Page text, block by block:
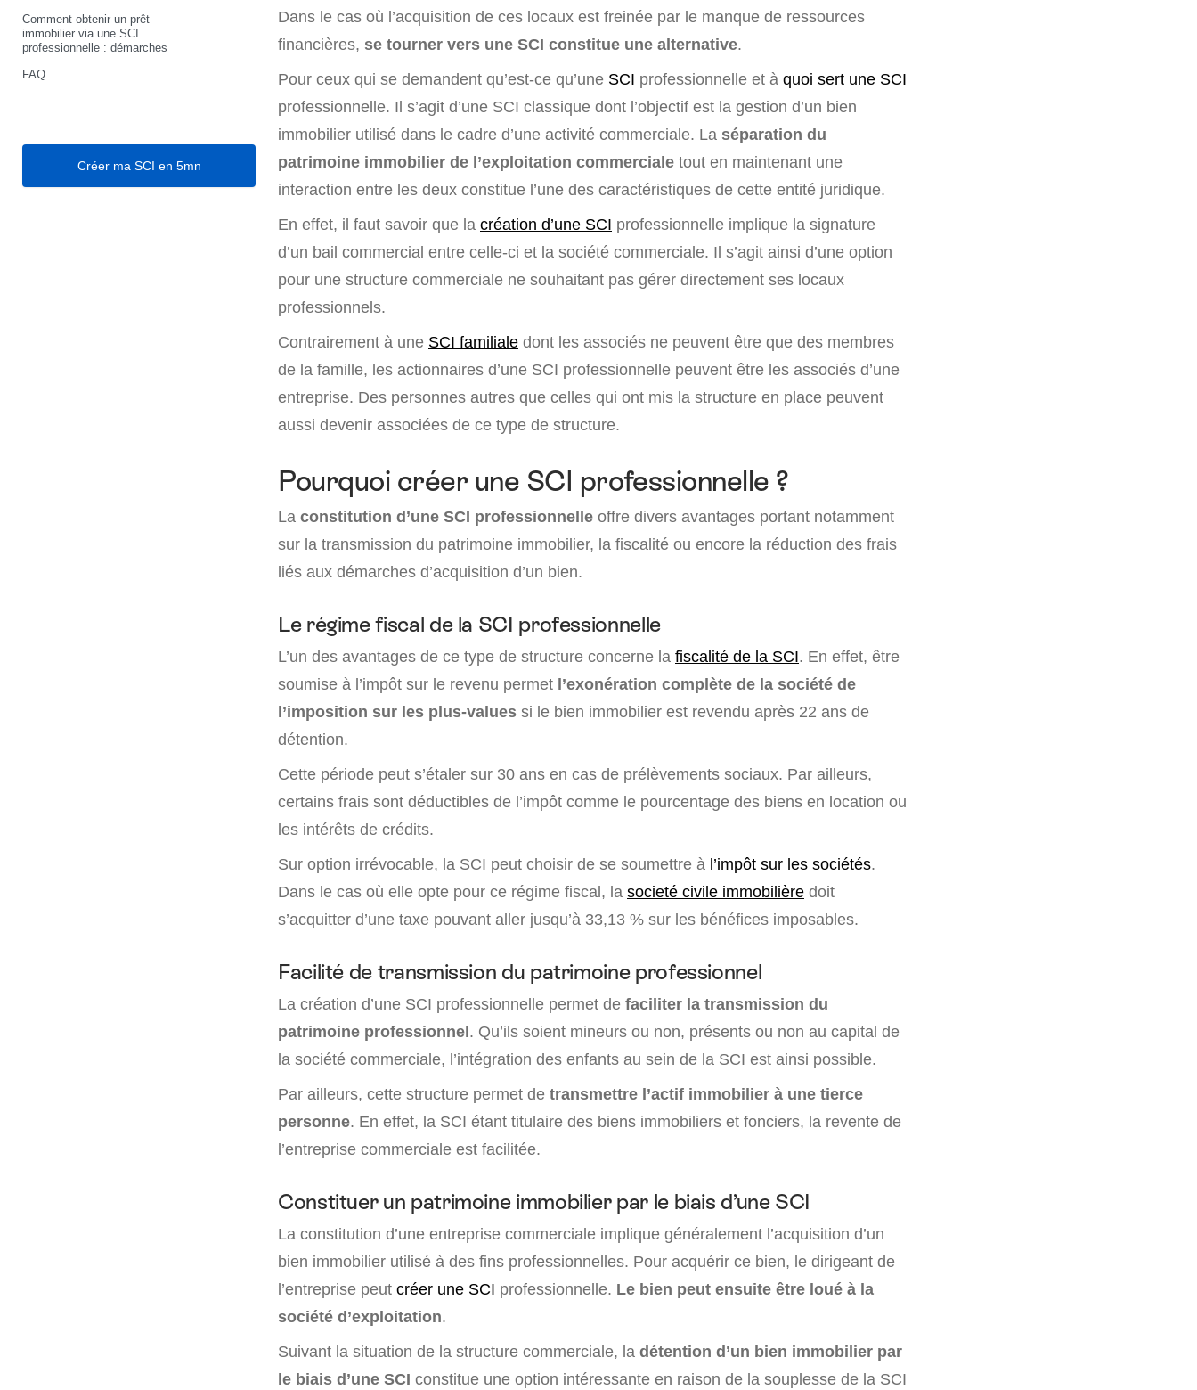
Comment obtenir un prêt
immobilier via une SCI
professionnelle : démarches
FAQ
Créer ma SCI en 5mn
Dans le cas où l’acquisition de ces locaux est freinée par le manque de ressources
financières, se tourner vers une SCI constitue une alternative.
Pour ceux qui se demandent qu’est-ce qu’une SCI professionnelle et à quoi sert une SCI
professionnelle. Il s’agit d’une SCI classique dont l’objectif est la gestion d’un bien
immobilier utilisé dans le cadre d’une activité commerciale. La séparation du
patrimoine immobilier de l’exploitation commerciale tout en maintenant une
interaction entre les deux constitue l’une des caractéristiques de cette entité juridique.
En effet, il faut savoir que la création d’une SCI professionnelle implique la signature
d’un bail commercial entre celle-ci et la société commerciale. Il s’agit ainsi d’une option
pour une structure commerciale ne souhaitant pas gérer directement ses locaux
professionnels.
Contrairement à une SCI familiale dont les associés ne peuvent être que des membres
de la famille, les actionnaires d’une SCI professionnelle peuvent être les associés d’une
entreprise. Des personnes autres que celles qui ont mis la structure en place peuvent
aussi devenir associées de ce type de structure.
Pourquoi créer une SCI professionnelle ?
La constitution d’une SCI professionnelle offre divers avantages portant notamment
sur la transmission du patrimoine immobilier, la fiscalité ou encore la réduction des frais
liés aux démarches d’acquisition d’un bien.
Le régime fiscal de la SCI professionnelle
L’un des avantages de ce type de structure concerne la fiscalité de la SCI. En effet, être
soumise à l’impôt sur le revenu permet l’exonération complète de la société de
l’imposition sur les plus-values si le bien immobilier est revendu après 22 ans de
détention.
Cette période peut s’étaler sur 30 ans en cas de prélèvements sociaux. Par ailleurs,
certains frais sont déductibles de l’impôt comme le pourcentage des biens en location ou
les intérêts de crédits.
Sur option irrévocable, la SCI peut choisir de se soumettre à l’impôt sur les sociétés.
Dans le cas où elle opte pour ce régime fiscal, la societé civile immobilière doit
s’acquitter d’une taxe pouvant aller jusqu’à 33,13 % sur les bénéfices imposables.
Facilité de transmission du patrimoine professionnel
La création d’une SCI professionnelle permet de faciliter la transmission du
patrimoine professionnel. Qu’ils soient mineurs ou non, présents ou non au capital de
la société commerciale, l’intégration des enfants au sein de la SCI est ainsi possible.
Par ailleurs, cette structure permet de transmettre l’actif immobilier à une tierce
personne. En effet, la SCI étant titulaire des biens immobiliers et fonciers, la revente de
l’entreprise commerciale est facilitée.
Constituer un patrimoine immobilier par le biais d’une SCI
La constitution d’une entreprise commerciale implique généralement l’acquisition d’un
bien immobilier utilisé à des fins professionnelles. Pour acquérir ce bien, le dirigeant de
l’entreprise peut créer une SCI professionnelle. Le bien peut ensuite être loué à la
société d’exploitation.
Suivant la situation de la structure commerciale, la détention d’un bien immobilier par
le biais d’une SCI constitue une option intéressante en raison de la souplesse de la SCI